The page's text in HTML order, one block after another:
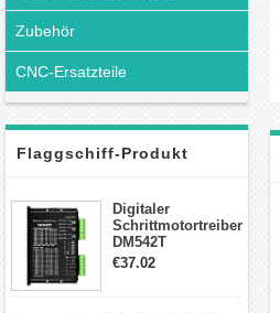
Zubehör
CNC-Ersatzteile
Flaggschiff-Produkt
Digitaler
Schrittmotortreiber
DM542T
Schrittmotor
€37.02